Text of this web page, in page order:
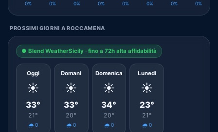
0% 0% 0% 0% 0% 0% 0% 0%
PROSSIMI GIORNI A ROCCAMENA
● Blend WeatherSicily · fino a 72h alta affidabilità
Oggi
☀️
33°
21°
🌧️ 0
Domani
☀️
33°
20°
🌧️ 0
Domenica
☀️
34°
20°
🌧️ 0
Lunedì
☀️
23°
21°
🌧️ 0